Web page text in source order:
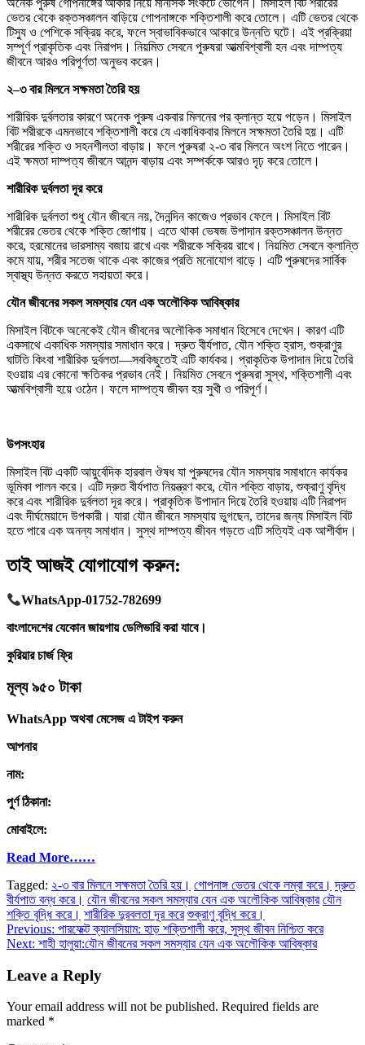
অনেক পুরুষ গোপনাঙ্গের আকার নিয়ে মানসিক সংকটে ভোগেন। মিসাইল বিট শরীরের
ভেতর থেকে রক্তসঞ্চালন বাড়িয়ে গোপনাঙ্গকে শক্তিশালী করে তোলে। এটি ভেতর থেকে
টিস্যু ও পেশিকে সক্রিয় করে, ফলে স্বাভাবিকভাবে আকারে উন্নতি ঘটে। এই প্রক্রিয়া
সম্পূর্ণ প্রাকৃতিক এবং নিরাপদ। নিয়মিত সেবনে পুরুষরা আত্মবিশ্বাসী হন এবং দাম্পত্য
জীবনে আরও পরিপূর্ণতা অনুভব করেন।
২–৩ বার মিলনে সক্ষমতা তৈরি হয়
শারীরিক দুর্বলতার কারণে অনেক পুরুষ একবার মিলনের পর ক্লান্ত হয়ে পড়েন। মিসাইল
বিট শরীরকে এমনভাবে শক্তিশালী করে যে একাধিকবার মিলনে সক্ষমতা তৈরি হয়। এটি
শরীরের শক্তি ও সহনশীলতা বাড়ায়। ফলে পুরুষরা ২-৩ বার মিলনে অংশ নিতে পারেন।
এই ক্ষমতা দাম্পত্য জীবনে আনন্দ বাড়ায় এবং সম্পর্ককে আরও দৃঢ় করে তোলে।
শারীরিক দুর্বলতা দূর করে
শারীরিক দুর্বলতা শুধু যৌন জীবনে নয়, দৈনন্দিন কাজেও প্রভাব ফেলে। মিসাইল বিট
শরীরের ভেতর থেকে শক্তি জোগায়। এতে থাকা ভেষজ উপাদান রক্তসঞ্চালন উন্নত
করে, হরমোনের ভারসাম্য বজায় রাখে এবং শরীরকে সক্রিয় রাখে। নিয়মিত সেবনে ক্লান্তি
কমে যায়, শরীর সতেজ থাকে এবং কাজের প্রতি মনোযোগ বাড়ে। এটি পুরুষদের সার্বিক
স্বাস্থ্য উন্নত করতে সহায়তা করে।
যৌন জীবনের সকল সমস্যার যেন এক অলৌকিক আবিষ্কার
মিসাইল বিটকে অনেকেই যৌন জীবনের অলৌকিক সমাধান হিসেবে দেখেন। কারণ এটি
একসাথে একাধিক সমস্যার সমাধান করে। দ্রুত বীর্যপাত, যৌন শক্তি হ্রাস, শুক্রাণুর
ঘাটতি কিংবা শারীরিক দুর্বলতা—সবকিছুতেই এটি কার্যকর। প্রাকৃতিক উপাদান দিয়ে তৈরি
হওয়ায় এর কোনো ক্ষতিকর প্রভাব নেই। নিয়মিত সেবনে পুরুষরা সুস্থ, শক্তিশালী এবং
আত্মবিশ্বাসী হয়ে ওঠেন। ফলে দাম্পত্য জীবন হয় সুখী ও পরিপূর্ণ।
উপসংহার
মিসাইল বিট একটি আয়ুর্বেদিক হারবাল ঔষধ যা পুরুষদের যৌন সমস্যার সমাধানে কার্যকর
ভূমিকা পালন করে। এটি দ্রুত বীর্যপাত নিয়ন্ত্রণ করে, যৌন শক্তি বাড়ায়, শুক্রাণু বৃদ্ধি
করে এবং শারীরিক দুর্বলতা দূর করে। প্রাকৃতিক উপাদান দিয়ে তৈরি হওয়ায় এটি নিরাপদ
এবং দীর্ঘমেয়াদে উপকারী। যারা যৌন জীবনে সমস্যায় ভুগছেন, তাদের জন্য মিসাইল বিট
হতে পারে এক অনন্য সমাধান। সুস্থ দাম্পত্য জীবন গড়তে এটি সত্যিই এক আশীর্বাদ।
তাই আজই যোগাযোগ করুন:
WhatsApp-01752-782699
বাংলাদেশের যেকোন জায়গায় ডেলিভারি করা যাবে।
কুরিয়ার চার্জ ফ্রি
মূল্য ৯৫০ টাকা
WhatsApp অথবা মেসেজ এ টাইপ করুন
আপনার
নাম:
পুর্ণ ঠিকানা:
মোবাইলে:
Read More……
Tagged: ২-৩ বার মিলনে সক্ষমতা তৈরি হয়। গোপনাঙ্গ ভেতর থেকে লম্বা করে। দ্রুত
বীর্যপাত বন্ধ করে। যৌন জীবনের সকল সমস্যার যেন এক অলৌকিক আবিষ্কার যৌন
শক্তি বৃদ্ধি করে। শারীরিক দুরবলতা দূর করে শুক্রাণু বৃদ্ধি করে।
Post
navigation
Previous: পারফেক্ট ক্যালসিয়াম: হাড় শক্তিশালী করে, সুস্থ জীবন নিশ্চিত করে
Next: শাহী হালুয়া:যৌন জীবনের সকল সমস্যার যেন এক অলৌকিক আবিষ্কার
Leave a Reply
Your email address will not be published. Required fields are
marked *